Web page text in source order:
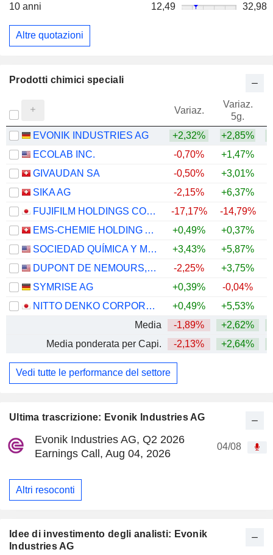
Ultima trascrizione: Evonik Industries AG
Evonik Industries AG, Q2 2026
Earnings Call, Aug 04, 2026
04/08
Altri resoconti
Idee di investimento degli analisti: Evonik
Industries AG
10 anni
12,49 32,98
Altre quotazioni
Prodotti chimici speciali
Variaz.
Variaz.
5g.
EVONIK INDUSTRIES AG +2,32% +2,85%
ECOLAB INC.
-0,70% +1,47%
GIVAUDAN SA
-0,50% +3,01%
SIKA AG
-2,15% +6,37%
FUJIFILM HOLDINGS CORPORATION
-17,17% -14,79%
EMS-CHEMIE HOLDING AG
+0,49% +0,37%
SOCIEDAD QUÍMICA Y MINERA DE CHILE S.A.
+3,43% +5,87%
DUPONT DE NEMOURS, INC.
-2,25% +3,75%
SYMRISE AG
+0,39% -0,04%
NITTO DENKO CORPORATION
+0,49% +5,53%
Media
-1,89% +2,62%
Media ponderata per Capi.
-2,13% +2,64%
Vedi tutte le performance del settore